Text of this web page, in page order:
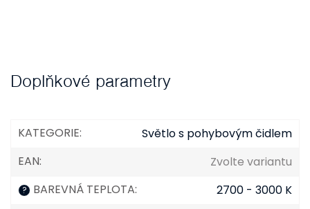
Doplňkové parametry
KATEGORIE:
Světlo s pohybovým čidlem
EAN: Zvolte variantu
? BAREVNÁ TEPLOTA: 2700 - 3000 K